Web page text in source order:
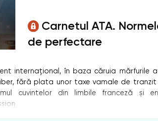
Carnetul ATA.
de perfectare
internaţional, în baza căruia mărfurile
fără plata unor taxe vamale de
cuvintelor din limbile franceză şi